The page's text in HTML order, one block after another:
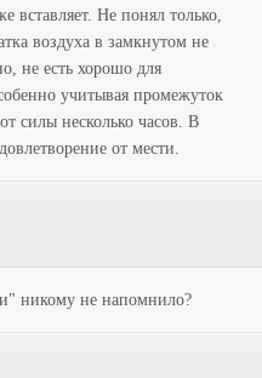
вставляет. Не понял только,
воздуха в замкнутом не
не есть хорошо для
учитывая промежуток
силы несколько часов. В
от мести.
никому не напомнило?